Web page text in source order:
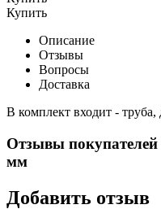
Купить
Описание
Отзывы
Вопросы
Доставка
В комплект входит -
Отзывы покупателей
мм
Добавить отзыв